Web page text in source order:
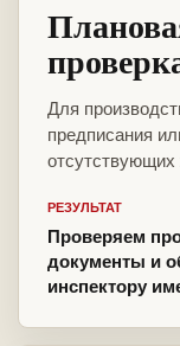
Для
предписания
отсутствующих
РЕЗУЛЬТАТ
Проверяем
документы и
инспектору